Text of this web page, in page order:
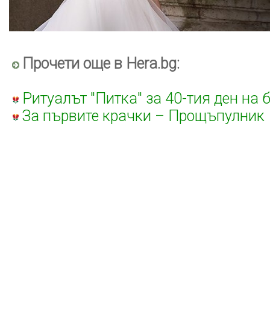
Прочети още в Hera.bg:
Ритуалът "Питка" за 40-тия ден на
За първите крачки – Прощъпулник